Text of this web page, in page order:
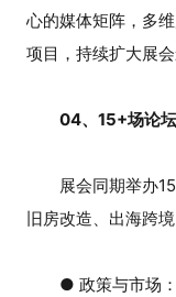
心的媒体矩阵，多
项目，持续扩大展
04、15+场论
展会同期举办
旧房改造、出海跨
● 政策与市场